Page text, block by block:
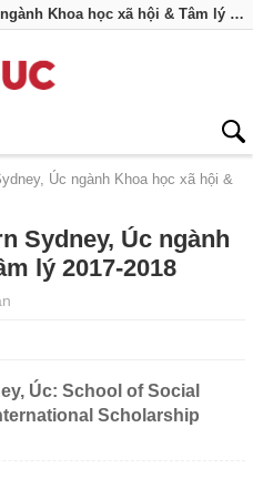
Học bổng ĐH Western Sydney, Úc ngành Khoa học xã hội & Tâm lý 2017-2018
Úc ngành Khoa học xã hội &
Sydney, Úc ngành
lý 2017-2018
Úc: School of Social
Scholarship